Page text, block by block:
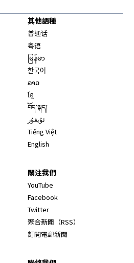
其他語種
普通话
粤语
မြန်မာ
한국어
ລາວ
ខ្មែ
བོད་སྐད།
ئۇيغۇر
Tiếng Việt
English
關注我們
YouTube
Facebook
Twitter
聚合新聞（RSS）
訂閱電郵新聞